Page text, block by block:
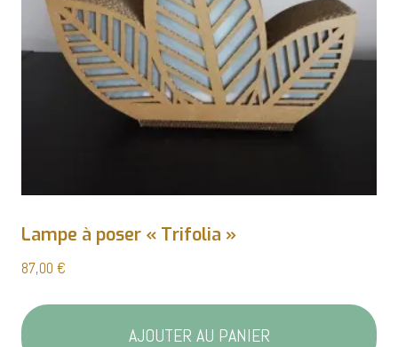
Lampe à poser « Trifolia »
87,00 €
AJOUTER AU PANIER